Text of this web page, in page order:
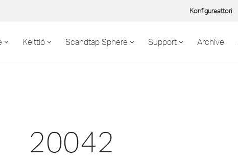
Konfiguraattori
Keittiö Scandtap Sphere Support Archive
20042